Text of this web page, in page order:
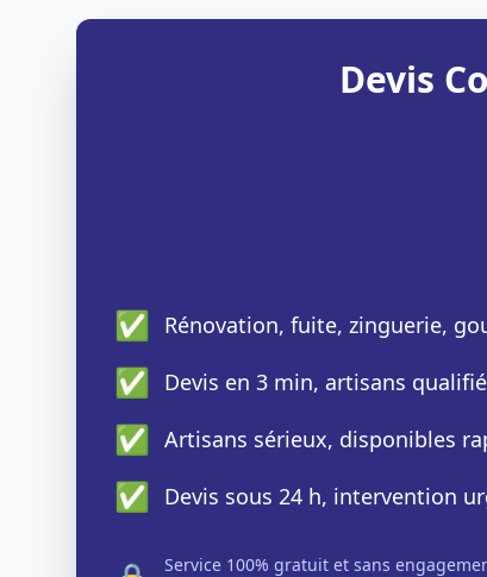
Devis
✅ Rénovation, fuite, zinguerie,
✅ Devis en 3 min, artisans
✅ Artisans sérieux, disponibles
✅ Devis sous 24 h, intervention
Service 100% gratuit et sans